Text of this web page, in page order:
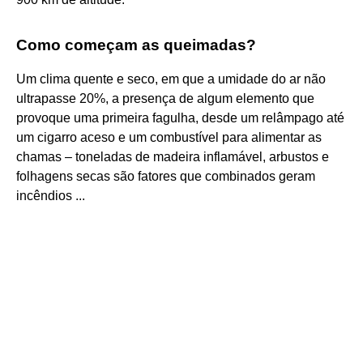
Como começam as queimadas?
Um clima quente e seco, em que a umidade do ar não
ultrapasse 20%, a presença de algum elemento que
provoque uma primeira fagulha, desde um relâmpago até
um cigarro aceso e um combustível para alimentar as
chamas – toneladas de madeira inflamável, arbustos e
folhagens secas são fatores que combinados geram
incêndios ...